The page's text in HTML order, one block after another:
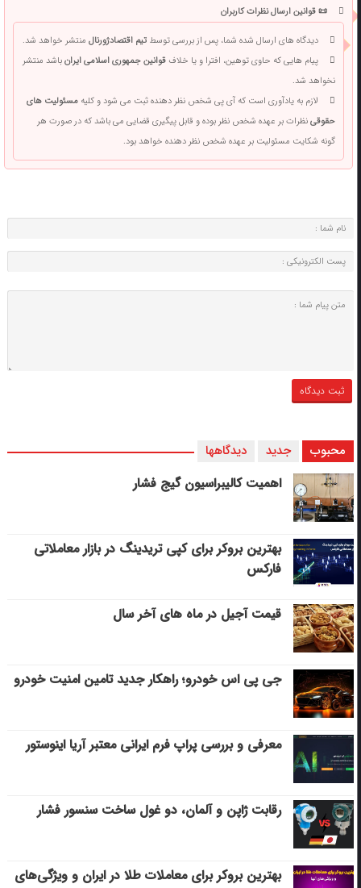
📜 قوانین ارسال نظرات کاربران
دیدگاه های ارسال شده شما، پس از بررسی توسطتیم اقتصادژورنالمنتشر خواهد شد.
پیام هایی که حاوی توهین، افترا و یا خلافقوانین جمهوری اسلامی ایرانباشد منتشر
نخواهد شد.
لازم به یادآوری است که آی پی شخص نظر دهنده ثبت می شود و کلیهمسئولیت های
حقوقینظرات بر عهده شخص نظر بوده و قابل پیگیری قضایی می باشد که در صورت هر
گونه شکایت مسئولیت بر عهده شخص نظر دهنده خواهد بود.
محبوب جدید دیدگاهها
اهمیت کالیبراسیون گیج فشار
بهترین بروکر برای کپی‌ تریدینگ در بازار معاملاتی
فارکس
قیمت آجیل در ماه های آخر سال
جی پی اس خودرو؛ راهکار جدید تامین امنیت خودرو
معرفی و بررسی پراپ فرم ایرانی معتبر آریا اینوستور
رقابت ژاپن و آلمان، دو غول ساخت سنسور فشار
بهترین بروکر برای معاملات طلا در ایران و ویژگی‌های